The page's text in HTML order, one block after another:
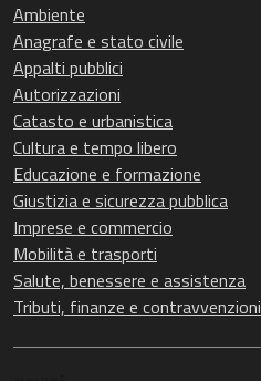
Ambiente
Anagrafe e stato civile
Appalti pubblici
Autorizzazioni
Catasto e urbanistica
Cultura e tempo libero
Educazione e formazione
Giustizia e sicurezza pubblica
Imprese e commercio
Mobilità e trasporti
Salute, benessere e assistenza
Tributi, finanze e contravvenzioni